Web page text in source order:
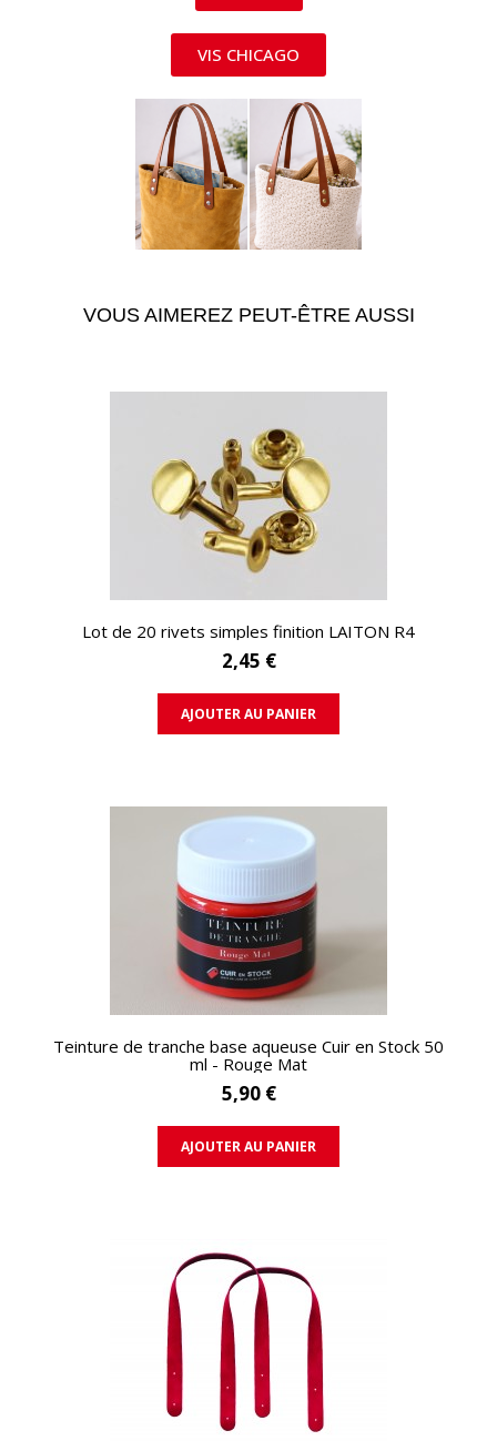
VIS CHICAGO
VOUS AIMEREZ PEUT-ÊTRE AUSSI
APERÇU RAPIDE
Lot de 20 rivets simples finition LAITON R4
2,45 €
AJOUTER AU PANIER
APERÇU RAPIDE
Teinture de tranche base aqueuse Cuir en Stock 50
ml - Rouge Mat
5,90 €
AJOUTER AU PANIER